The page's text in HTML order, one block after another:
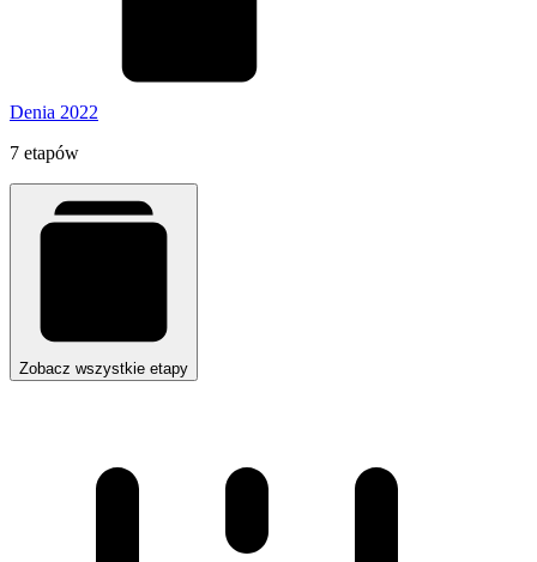
Denia 2022
7 etapów
Zobacz wszystkie etapy